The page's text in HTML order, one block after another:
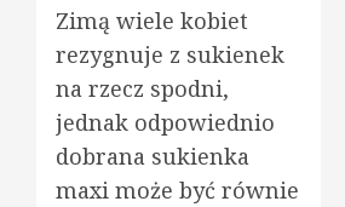
Zimą wiele kobiet
rezygnuje z sukienek
na rzecz spodni,
jednak odpowiednio
dobrana sukienka
maxi może być równie